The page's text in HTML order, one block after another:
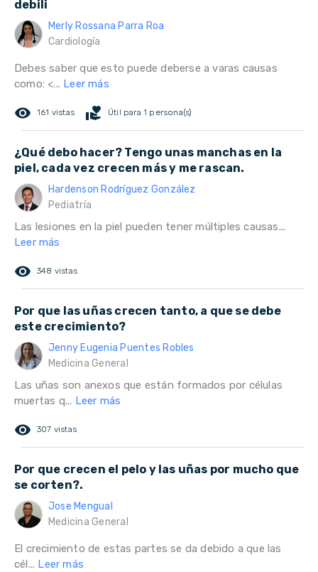
debili
Merly Rossana Parra Roa
Cardiología
Debes saber que esto puede deberse a varas causas
como: <... Leer más
remove_red_eye 161 vistas volunteer_activism Útil para 1 persona(s)
¿Qué debo hacer? Tengo unas manchas en la
piel, cada vez crecen más y me rascan.
Hardenson Rodríguez González
Pediatría
Las lesiones en la piel pueden tener múltiples causas...
Leer más
remove_red_eye 348 vistas
Por que las uñas crecen tanto, a que se debe
este crecimiento?
Jenny Eugenia Puentes Robles
Medicina General
Las uñas son anexos que están formados por células
muertas q... Leer más
remove_red_eye 307 vistas
Por que crecen el pelo y las uñas por mucho que
se corten?.
Jose Mengual
Medicina General
El crecimiento de estas partes se da debido a que las
cél... Leer más